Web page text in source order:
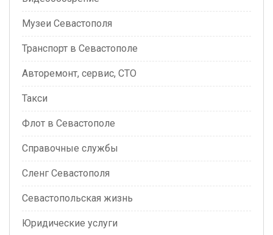
Музеи Севастополя
Транспорт в Севастополе
Авторемонт, сервис, СТО
Такси
Флот в Севастополе
Справочные службы
Сленг Севастополя
Севастопольская жизнь
Юридические услуги